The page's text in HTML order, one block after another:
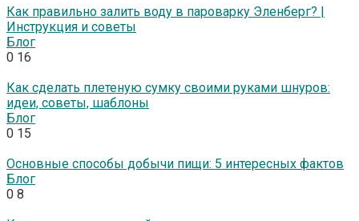
Как правильно залить воду в пароварку Эленберг? |
Инструкция и советы
Блог
0 16
Как сделать плетеную сумку своими руками шнуров:
идеи, советы, шаблоны
Блог
0 15
Основные способы добычи пищи: 5 интересных фактов
Блог
0 8